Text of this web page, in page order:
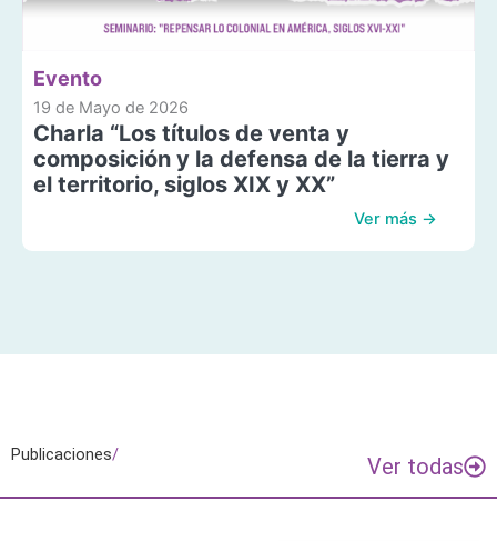
Evento
19 de Mayo de 2026
Charla “Los títulos de venta y
composición y la defensa de la tierra y
el territorio, siglos XIX y XX”
Ver más →
Publicaciones/ Ver todas